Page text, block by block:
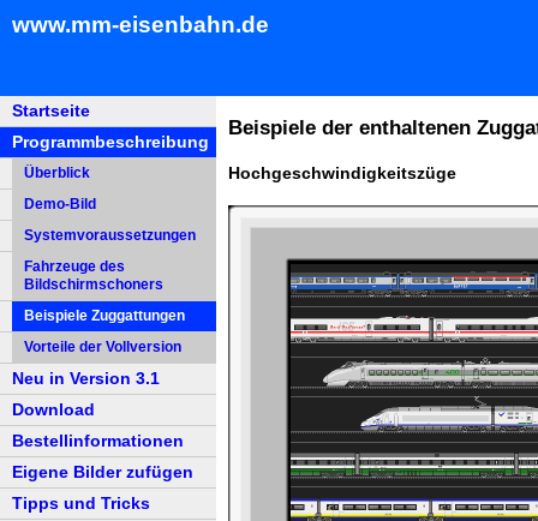
www.mm-eisenbahn.de
Startseite
Programmbeschreibung
Überblick
Demo-Bild
Systemvoraussetzungen
Fahrzeuge des
Bildschirmschoners
Beispiele Zuggattungen
Vorteile der Vollversion
Neu in Version 3.1
Download
Bestellinformationen
Eigene Bilder zufügen
Tipps und Tricks
Beispiele der enthaltenen
Hochgeschwindigkeitszüge